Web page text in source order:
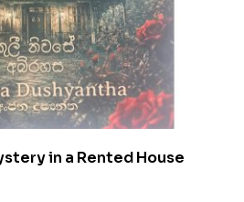
in a Rented House